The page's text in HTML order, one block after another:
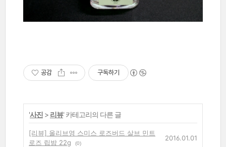
공감 구독하기
'사진 > 리뷰' 카테고리의 다른 글
[리뷰] 올리브영 스미스 로즈버드 살브 민트
로즈 립밤 22g
(0)
2016.01.01